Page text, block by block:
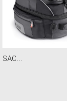
SAC...